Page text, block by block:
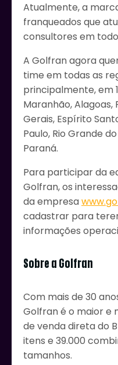
Atualmente, a
franqueados que
consultores em
A Golfran agora
time em todas as
principalmente, em
Maranhão, Alagoas,
Gerais, Espírito
Paulo, Rio Grande
Paraná.
Para participar da
Golfran, os
da empresa
cadastrar para
informações
Sobre a Golfran
Com mais de 30
Golfran é o maior e
de venda direta do
itens e 39.000
tamanhos.